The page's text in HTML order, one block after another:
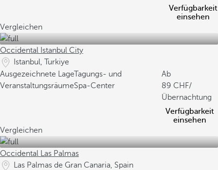
Verfügbarkeit
einsehen
Vergleichen
Occidental Istanbul City
Istanbul, Turkiye
Ausgezeichnete LageTagungs- und
VeranstaltungsräumeSpa-Center
Ab
89
/
Übernachtung
Verfügbarkeit
einsehen
Vergleichen
Occidental Las Palmas
Las Palmas de Gran Canaria, Spain